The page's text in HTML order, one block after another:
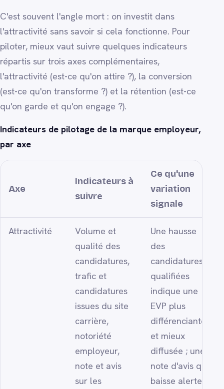
C'est souvent l'angle mort : on investit dans
l'attractivité sans savoir si cela fonctionne. Pour
piloter, mieux vaut suivre quelques indicateurs
répartis sur trois axes complémentaires,
l'attractivité (est-ce qu'on attire ?), la conversion
(est-ce qu'on transforme ?) et la rétention (est-ce
qu'on garde et qu'on engage ?).
Indicateurs de pilotage de la marque employeur,
par axe
Axe
Indicateurs à
suivre
Ce qu'une
variation
signale
Attractivité
Volume et
qualité des
candidatures,
trafic et
candidatures
issues du site
carrière,
notoriété
employeur,
note et avis
sur les
Une hausse
des
candidatures
qualifiées
indique une
EVP plus
différenciante
et mieux
diffusée ; une
note d'avis qui
baisse alerte